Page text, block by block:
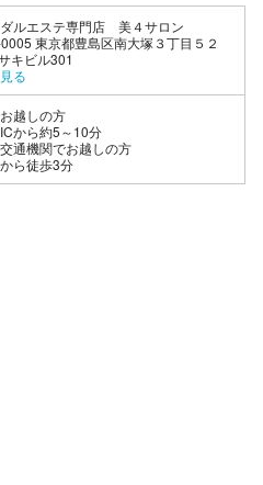
ルエステ専門店 美４サロン
東京都豊島区南大塚３丁目５２
キビル301
る
越しの方
から約5～10分
通機関でお越しの方
ら徒歩3分